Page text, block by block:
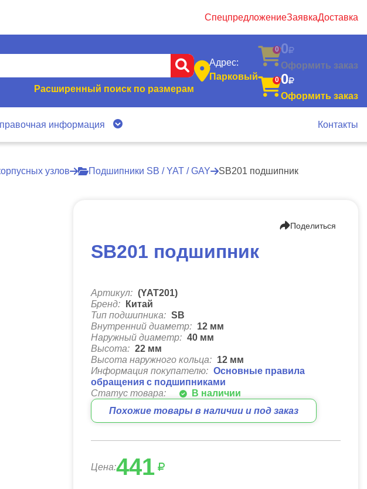
СпецпредложениеЗаявкаДоставка
Расширенный поиск по размерам
Адрес:
Парковый
0 0
Оформить заказ
0 0
Оформить заказ
информация Контакты
узлов Подшипники SB / YAT / GAY SB201 подшипник
Поделиться
SB201 подшипник
Артикул: (YAT201)
Бренд:
Китай
Тип подшипника: SB
Внутренний диаметр: 12 мм
Наружный диаметр: 40 мм
Высота: 22 мм
Высота наружного кольца: 12 мм
Информация покупателю: Основные правила
обращения с подшипниками
Статус товара:
В наличии
Похожие товары в наличии и под заказ
Цена:441